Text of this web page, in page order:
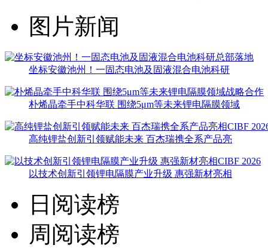
图片新闻
坐标安徽池州！一固态电池及固液混合电池科研
朴烯晶牵手中科华联 围绕5μm等未来锂电隔膜领域
高纯锂盐创新引领赋能未来 百杰瑞携全系产品亮
以技术创新引领锂电隔膜产业升级 惠强新材亮相
日阅读榜
周阅读榜